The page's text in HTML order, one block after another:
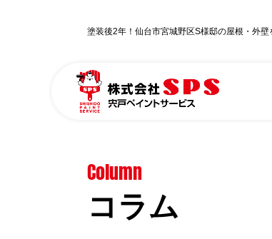
塗装後2年！仙台市宮城野区S様邸の屋根・外
Column
コラム